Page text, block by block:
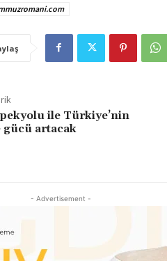
ile Türkiye’nin
gücü artacak
- Advertisement -